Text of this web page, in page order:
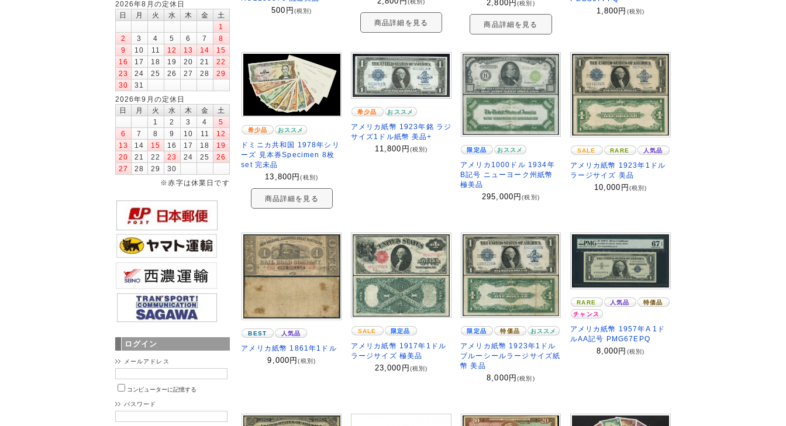
500 円 (税別)
(税別)
商品詳細を見る
2,800 円(税別)
商品詳細を見る
1,800 円 (税別)
希少品 おススメ
ドミニカ共和国 1978年シリ
ーズ 見本券Specimen 8枚
set 完未品
13,800 円(税別)
商品詳細を見る
希少品 おススメ
アメリカ紙幣 1923年銘 ラジ
サイズ1ドル紙幣 美品+
11,800 円 (税別) 限定品 おススメ
アメリカ1000ドル 1934年
B記号 ニューヨーク州紙幣
極美品
295,000 円(税別)
SALE RARE 人気品
アメリカ紙幣 1923年1ドル
ラージサイズ 美品
10,000 円 (税別)
BEST 人気品
アメリカ紙幣 1861年1ドル
9,000 円(税別)
SALE 限定品
アメリカ紙幣 1917年1ドル
ラージサイズ 極美品
23,000 円 (税別)
限定品 特価品 おススメ
アメリカ紙幣 1923年1ドル
ブルーシールラージサイズ紙
幣 美品
8,000 円(税別)
RARE 人気品
特価品
チャンス
アメリカ紙幣 1957年A 1ド
ルAA記号 PMG67EPQ
8,000 円 (税別)
2026年8月の定休日
日
月 火 水 木 金
土
1
2
3 4 5 6 7
8
9
10 11 12 13 14
15
16
17 18 19 20 21
22
23
24 25 26 27 28
29
30
31
2026年9月の定休日
日
月 火 水 木 金
土
1
2 3 4
5
6
7 8 9 10 11
12
13
14 15 16 17 18
19
20
21 22 23 24 25
26
27
28 29
30
※赤字は休業日です
ログイン
メールアドレス
コンピューターに記憶する
パスワード